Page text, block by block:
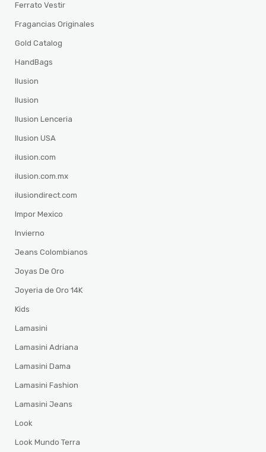
Ferrato Vestir
Fragancias Originales
Gold Catalog
HandBags
Ilusion
Ilusion
Ilusion Lenceria
Ilusion USA
ilusion.com
ilusion.com.mx
ilusiondirect.com
Impor Mexico
Invierno
Jeans Colombianos
Joyas De Oro
Joyeria de Oro 14K
Kids
Lamasini
Lamasini Adriana
Lamasini Dama
Lamasini Fashion
Lamasini Jeans
Look
Look Mundo Terra